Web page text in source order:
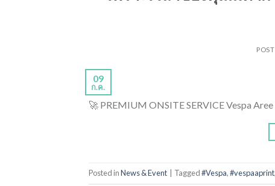
09
ก.ค.
🚀 PREMIUM ONSITE SERVICE Vespa
Posted inNews & Event Tagged#Vespa,#vespaaprint,